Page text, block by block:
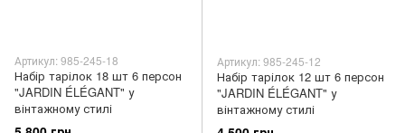
Артикул: 985-245-18
Набір тарілок 18 шт 6 персон
"JARDIN ÉLÉGANT" у
вінтажному стилі
Артикул: 985-245-12
Набір тарілок 12 шт 6 персон
"JARDIN ÉLÉGANT" у
вінтажному стилі